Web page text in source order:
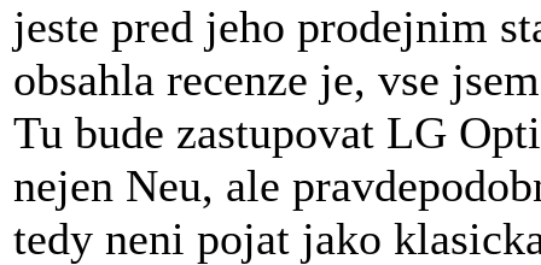
jeste pred jeho prodejnim
obsahla recenze je, vse
Tu bude zastupovat LG
nejen Neu, ale
tedy neni pojat jako